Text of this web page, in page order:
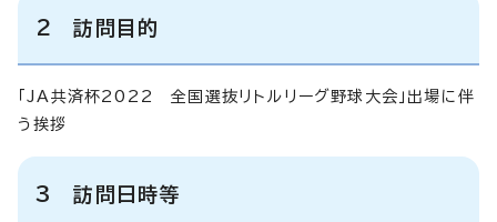
2 訪問目的
「JA共済杯2022 全国選抜リトルリーグ野球大会」出場に伴
う挨拶
3 訪問日時等